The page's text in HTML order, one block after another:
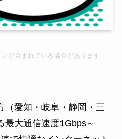
が含まれている場合があります
（愛知・岐阜・静岡・三
最大通信速度1Gbps～